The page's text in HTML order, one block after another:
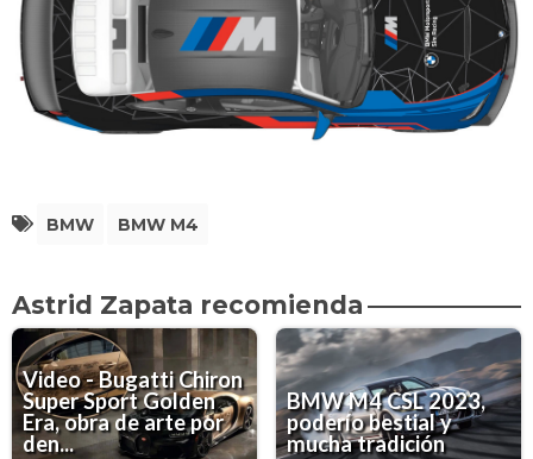
BMW BMW M4
Astrid Zapata recomienda
Video - Bugatti Chiron
Super Sport Golden
Era, obra de arte por
den...
BMW M4 CSL 2023,
poderío bestial y
mucha tradición